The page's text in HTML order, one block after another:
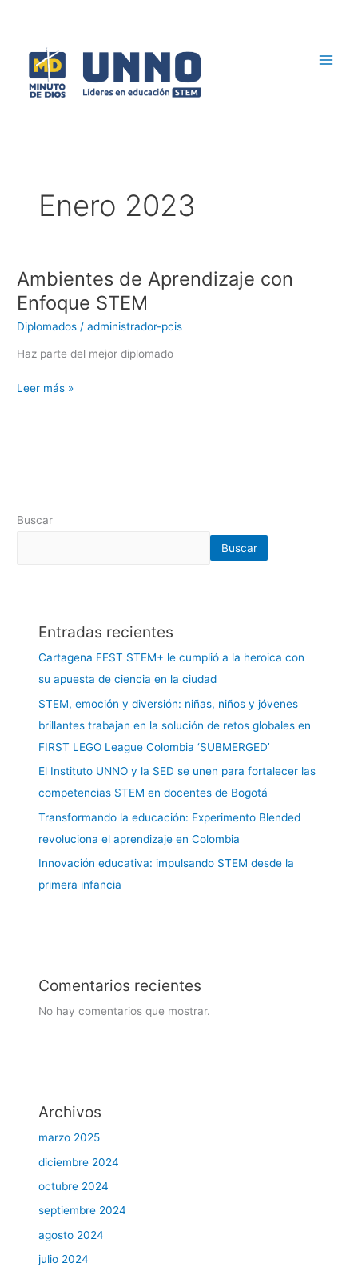
Enero 2023
Ambientes de Aprendizaje con
Enfoque STEM
Diplomados /administrador-pcis
Haz parte del mejor diplomado
Ambientes
de
Aprendizaje
con
STEM
Leer más »
Buscar
Buscar
Entradas recientes
Cartagena FEST STEM+ le cumplió a la heroica con
su apuesta de ciencia en la ciudad
STEM, emoción y diversión: niñas, niños y jóvenes
brillantes trabajan en la solución de retos globales en
FIRST LEGO League Colombia ‘SUBMERGED’
El Instituto UNNO y la SED se unen para fortalecer las
competencias STEM en docentes de Bogotá
Transformando la educación: Experimento Blended
revoluciona el aprendizaje en Colombia
Innovación educativa: impulsando STEM desde la
primera infancia
Comentarios recientes
No hay comentarios que mostrar.
Archivos
marzo 2025
diciembre 2024
octubre 2024
septiembre 2024
agosto 2024
julio 2024